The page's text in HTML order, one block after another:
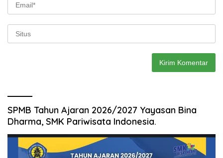
SPMB Tahun Ajaran 2026/2027 Yayasan Bina
Dharma, SMK Pariwisata Indonesia.